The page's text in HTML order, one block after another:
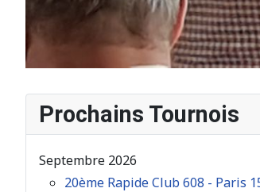
Prochains Tournois
Septembre 2026
20ème Rapide Club 608 - Paris